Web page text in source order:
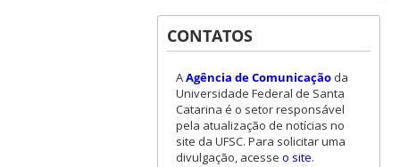
CONTATOS
AAgência de Comunicaçãoda
Universidade Federal de Santa
Catarina é o setor responsável
pela atualização de notícias no
site da UFSC. Para solicitar uma
divulgação, acesse o site.